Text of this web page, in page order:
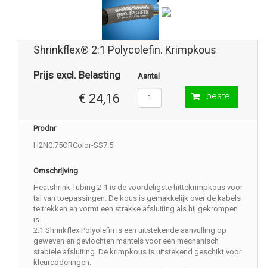
Shrinkflex® 2:1 Polycolefin. Krimpkous
Prijs excl. Belasting
€ 24,16
Aantal
bestel
Prodnr
H2N0.75ORColor-SS7.5
Omschrijving
Heatshrink Tubing 2-1 is de voordeligste hittekrimpkous voor
tal van toepassingen. De kous is gemakkelijk over de kabels
te trekken en vormt een strakke afsluiting als hij gekrompen
is.
2:1 Shrinkflex Polyolefin is een uitstekende aanvulling op
geweven en gevlochten mantels voor een mechanisch
stabiele afsluiting. De krimpkous is uitstekend geschikt voor
kleurcoderingen.